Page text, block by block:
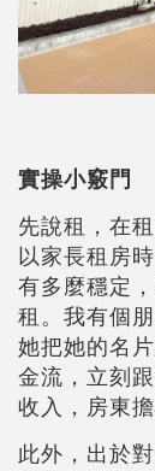
實操小竅門
先說租，在
以家長租房
有多麼穩定
租。我有個
她把她的名
金流，立刻
收入，房東
此外，出於